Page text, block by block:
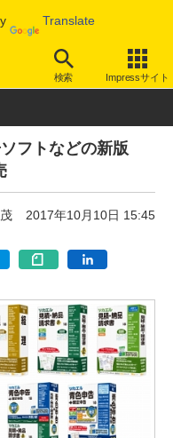
Translate
検索 Impressサイト
ソフトウェア 会計・業務
フトなどの新版
2017年10月10日 15:45